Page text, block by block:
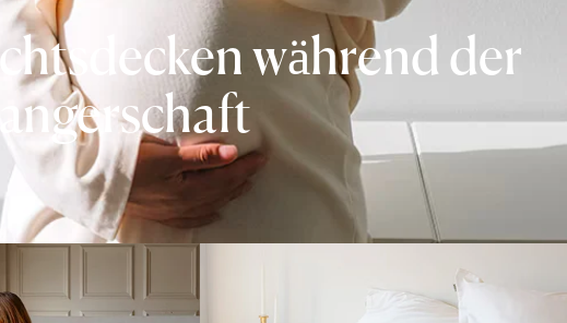
während der